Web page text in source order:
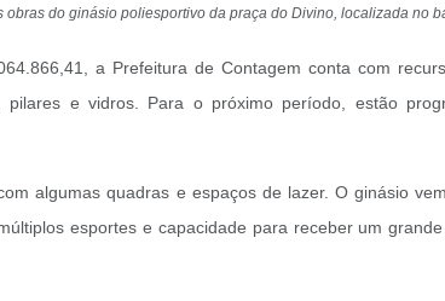
do ginásio poliesportivo da praça do Divino, localizada no
a Prefeitura de Contagem conta com
e vidros. Para o próximo período, estão
algumas quadras e espaços de lazer. O ginásio
esportes e capacidade para receber um